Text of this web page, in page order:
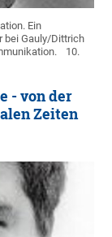
Ein
bei Gauly/Dittrich
10.
- von der
Zeiten